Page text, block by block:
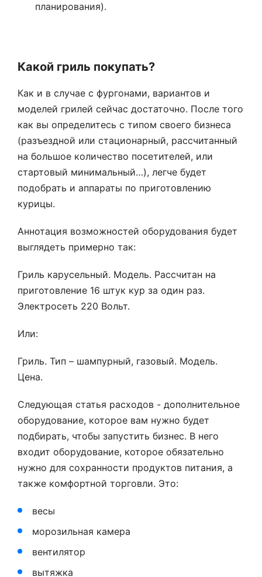
планирования).
Какой гриль покупать?
Как и в случае с фургонами, вариантов и
моделей грилей сейчас достаточно. После того
как вы определитесь с типом своего бизнеса
(разъездной или стационарный, рассчитанный
на большое количество посетителей, или
стартовый минимальный…), легче будет
подобрать и аппараты по приготовлению
курицы.
Аннотация возможностей оборудования будет
выглядеть примерно так:
Гриль карусельный. Модель. Рассчитан на
приготовление 16 штук кур за один раз.
Электросеть 220 Вольт.
Или:
Гриль. Тип – шампурный, газовый. Модель.
Цена.
Следующая статья расходов - дополнительное
оборудование, которое вам нужно будет
подбирать, чтобы запустить бизнес. В него
входит оборудование, которое обязательно
нужно для сохранности продуктов питания, а
также комфортной торговли. Это:
весы
морозильная камера
вентилятор
вытяжка